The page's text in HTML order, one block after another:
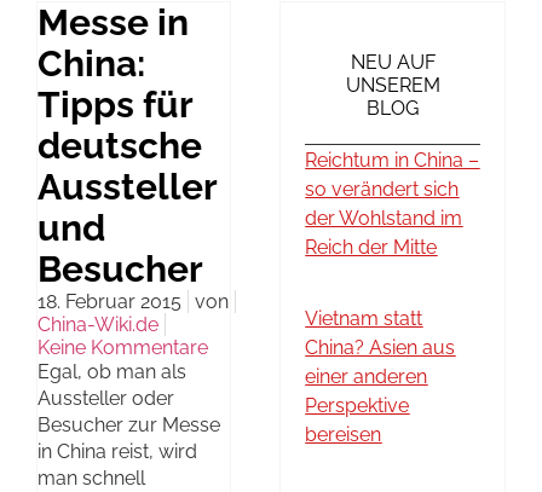
Messe in
China:
Tipps für
deutsche
Aussteller
und
Besucher
18. Februar 2015
von
China-Wiki.de
Keine Kommentare
Egal, ob man als
Aussteller oder
Besucher zur Messe
in China reist, wird
man schnell
NEU AUF
UNSEREM
BLOG
Reichtum in China –
so verändert sich
der Wohlstand im
Reich der Mitte
Vietnam statt
China? Asien aus
einer anderen
Perspektive
bereisen